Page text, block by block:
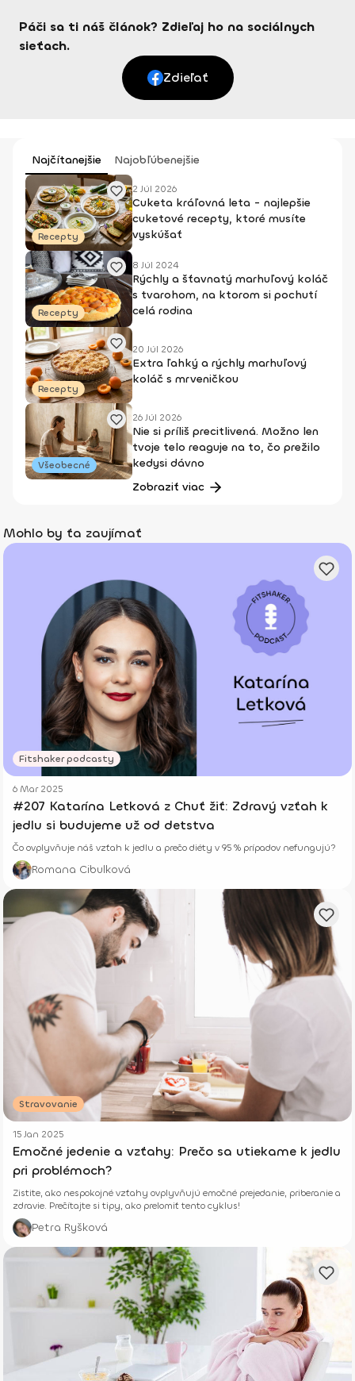
Páči sa ti náš článok? Zdieľaj ho na sociálnych
sieťach.
Zdieľať
Najčítanejšie Najobľúbenejšie
Recepty
2 Júl 2026
Cuketa kráľovná leta - najlepšie
cuketové recepty, ktoré musíte
vyskúšať
Recepty
8 Júl 2024
Rýchly a šťavnatý marhuľový koláč
s tvarohom, na ktorom si pochutí
celá rodina
Recepty
20 Júl 2026
Extra ľahký a rýchly marhuľový
koláč s mrveničkou
Všeobecné
26 Júl 2026
Nie si príliš precitlivená. Možno len
tvoje telo reaguje na to, čo prežilo
kedysi dávno
Zobraziť viac
Mohlo by ťa zaujímať
Fitshaker podcasty
6 Mar 2025
#207 Katarína Letková z Chuť žiť: Zdravý vzťah k
jedlu si budujeme už od detstva
Čo ovplyvňuje náš vzťah k jedlu a prečo diéty v 95 % prípadov nefungujú?
Romana Cibulková
Stravovanie
15 Jan 2025
Emočné jedenie a vzťahy: Prečo sa utiekame k jedlu
pri problémoch?
Zistite, ako nespokojné vzťahy ovplyvňujú emočné prejedanie, priberanie a
zdravie. Prečítajte si tipy, ako prelomiť tento cyklus!
Petra Ryšková